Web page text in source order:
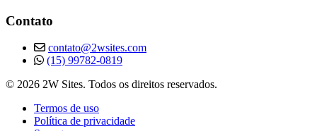
Contato
contato@2wsites.com
(15) 99782-0819
© 2026 2W Sites. Todos os direitos reservados.
Termos de uso
Política de privacidade